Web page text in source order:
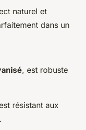
naturel et
dans un
, est robuste
résistant aux